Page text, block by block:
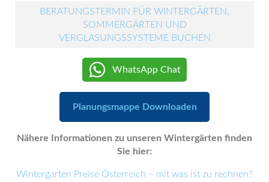
BERATUNGSTERMIN FÜR WINTERGÄRTEN,
SOMMERGÄRTEN UND
VERGLASUNGSSYSTEME BUCHEN
WhatsApp Chat
Planungsmappe Downloaden
Nähere Informationen zu unseren Wintergärten finden
Sie hier:
Wintergarten Preise Österreich – mit was ist zu rechnen?